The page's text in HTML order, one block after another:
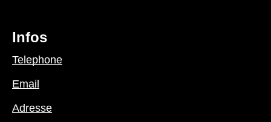
Infos
Telephone
Email
Adresse